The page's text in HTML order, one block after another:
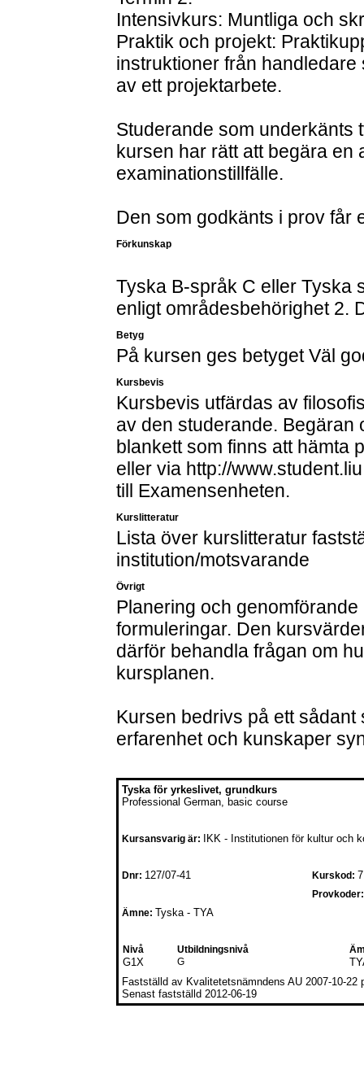
Intensivkurs: Muntliga och
Praktik och projekt:
instruktioner från
av ett projektarbete.
Studerande som underkänts
kursen har rätt att begära en
examinationstillfälle.
Den som godkänts i prov får
Förkunskap
Tyska B-språk C eller Tyska
enligt områdesbehörighet 2.
Betyg
På kursen ges betyget Väl
Kursbevis
Kursbevis utfärdas av
av den studerande.
blankett som finns att hämta
eller via http://
till Examensenheten.
Kurslitteratur
Lista över kurslitteratur
institution/motsvarande
Övrigt
Planering och
formuleringar. Den
därför behandla frågan om
kursplanen.
Kursen bedrivs på ett
erfarenhet och kunskaper
Tyska för yrkeslivet, grundkurs
Professional German, basic course
Kursansvarig är: IKK - Institutionen för kultur och
Dnr: 127/07-41 Kurskod:
Provkoder:
Ämne: Tyska - TYA
Nivå Utbildningsnivå
G1X G
Fastställd av Kvalitetetsnämndens AU 2007-10-
Senast fastställd 2012-06-19